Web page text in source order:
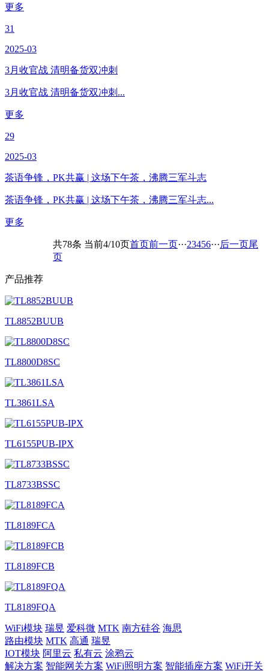
更多
31
2025-03
3月收官战 清明备货双冲刺
3月收官战 清明备货双冲刺...
更多
29
2025-03
茶语争锋，PK共赢 | 这场下午茶，沸腾三军斗志
茶语争锋，PK共赢 | 这场下午茶，沸腾三军斗志...
更多
共78条 当前4/10页首页前一页···23456···后一页尾
页
产品推荐
TL8852BUUB
TL8800D8SC
TL3861LSA
TL6155PUB-IPX
TL8733BSSC
TL8189FCA
TL8189FCB
TL8189FQA
WiFi模块 瑞昱 爱科微 MTK 南方硅谷 海思
路由模块 MTK 高通 瑞昱
IOT模块 阿里云 私有云 涂鸦云
解决方案 智能网关方案 WiFi照明方案 智能插座方案 WiFi开关